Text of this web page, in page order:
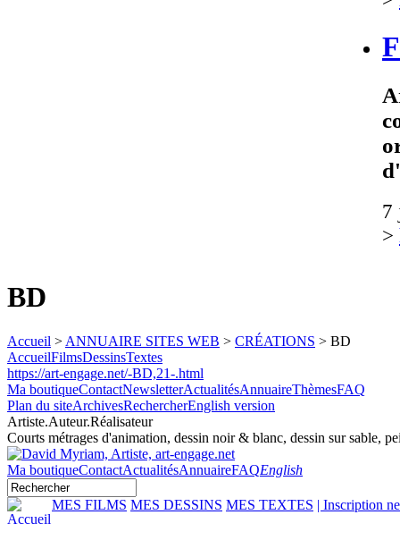
7
>
BD
Accueil > ANNUAIRE SITES WEB > CRÉATIONS > BD
AccueilFilmsDessinsTextes
https://art-engage.net/-BD,21-.html
Ma boutiqueContactNewsletterActualitésAnnuaireThèmesFAQ
Plan du siteArchivesRechercherEnglish version
Artiste.Auteur.Réalisateur
Courts métrages d'animation, dessin noir & blanc, dessin sur sable,
Ma boutiqueContactActualitésAnnuaireFAQEnglish
MES FILMS MES DESSINS MES TEXTES | Inscription